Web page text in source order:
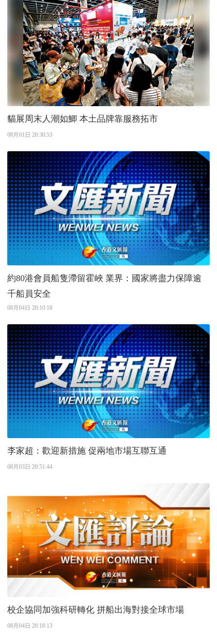
貓展周末人潮如鯽 本土品牌靠服務拓市
08月01日 20:30:53
約80港會員船隻滯留霍峽 業界：國家將盡力保障逾
千船員安全
08月04日 20:10:18
李家超：歡迎新措施 促兩地市場互聯互通
08月03日 20:51:44
校企協同加強科研轉化 拼船出海對接全球市場
08月04日 20:18:13